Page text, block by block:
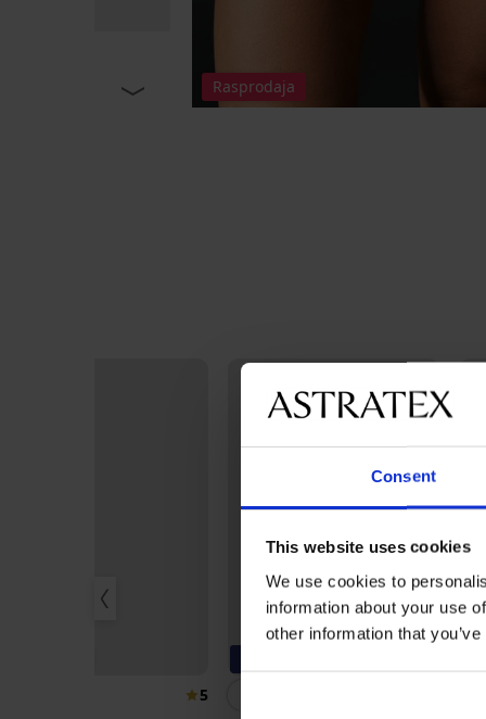
Consent
This website uses cookies
We use cookies to
information about your use
other information that
Rasprodaja
5